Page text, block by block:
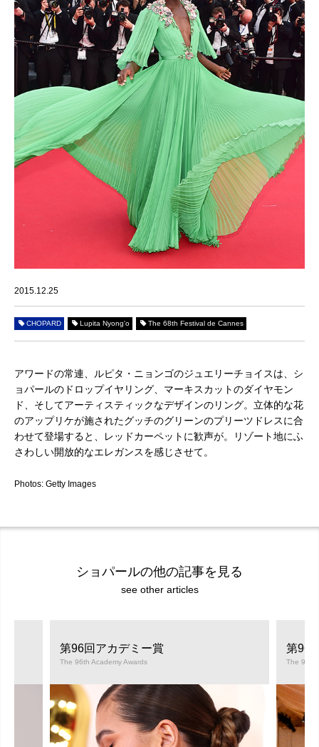
2015.12.25
CHOPARD Lupita Nyong'o The 68th Festival de Cannes
アワードの常連、ルピタ・ニョンゴのジュエリーチョイスは、シ
ョパールのドロップイヤリング、マーキスカットのダイヤモン
ド、そしてアーティスティックなデザインのリング。立体的な花
のアップリケが施されたグッチのグリーンのプリーツドレスに合
わせて登場すると、レッドカーペットに歓声が。リゾート地にふ
さわしい開放的なエレガンスを感じさせて。
Photos: Getty Images
ショパールの他の記事を見る
see other articles
第96回アカデミー賞
The 96th Academy Awards
第96
The 96th